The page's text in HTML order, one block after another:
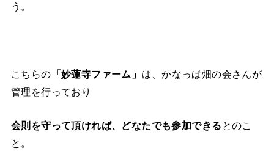
う。
こちらの 「妙蓮寺ファーム」 は、かなっぱ畑の会さんが
管理を行っており
会則を守って頂ければ、どなたでも参加できる とのこ
と。